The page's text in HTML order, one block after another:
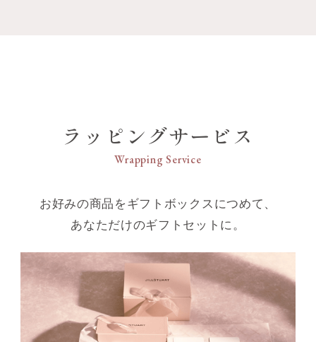
ラッピングサービス
Wrapping Service
お好みの商品をギフトボックスにつめて、
あなただけのギフトセットに。